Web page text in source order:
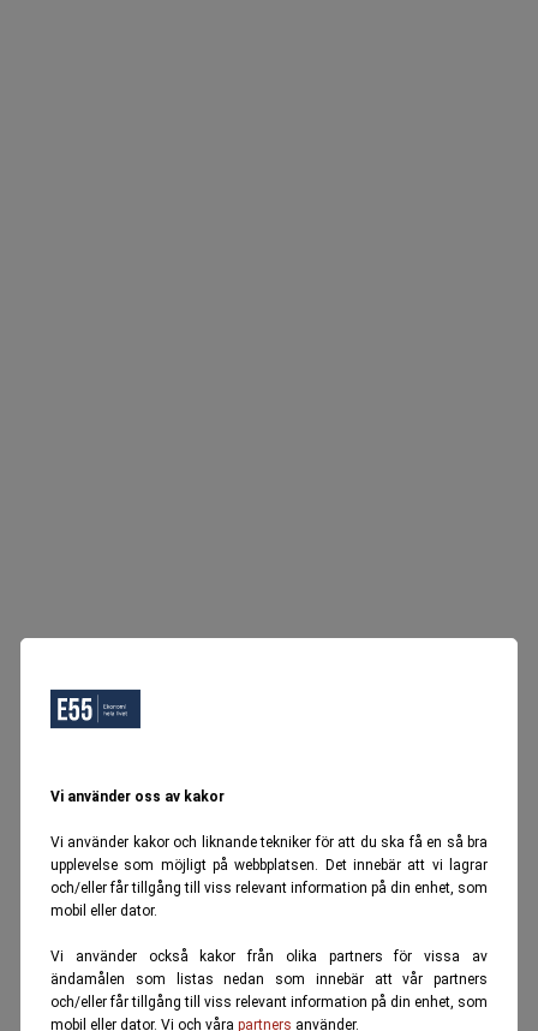
Vi använder oss av kakor
Vi använder kakor och liknande tekniker för att du ska få en så bra
upplevelse som möjligt på webbplatsen. Det innebär att vi lagrar
och/eller får tillgång till viss relevant information på din enhet, som
mobil eller dator.
Vi använder också kakor från olika partners för vissa av
ändamålen som listas nedan som innebär att vår partners
och/eller får tillgång till viss relevant information på din enhet, som
mobil eller dator. Vi och våra partners använder.